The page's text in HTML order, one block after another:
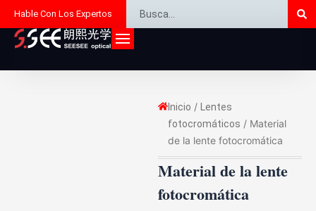
contenido
Hable Con Los Expertos
Inicio /
Lentes
fotocromáticos / Material
de la lente fotocromática
Material de la lente
fotocromática